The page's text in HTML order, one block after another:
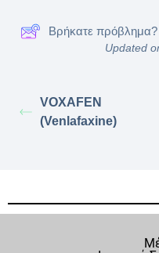
Βρήκατε
Updated
VOXAFEN
(Venlafaxine)